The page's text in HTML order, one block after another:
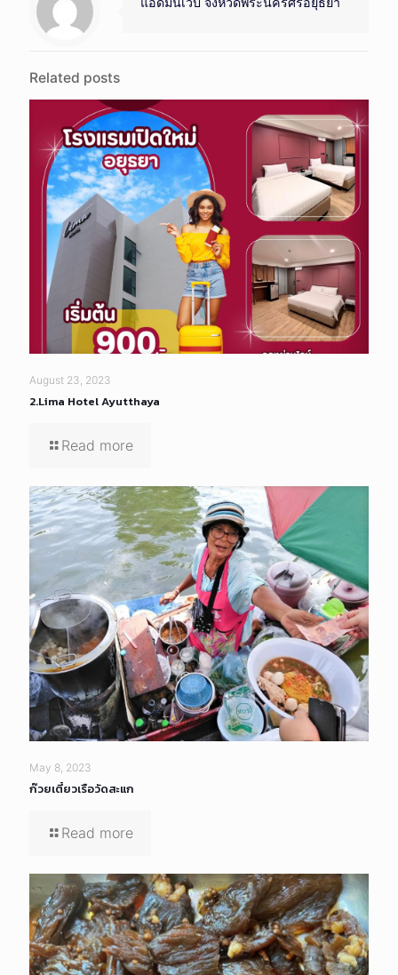
Related posts
August 23, 2023
2.Lima Hotel Ayutthaya
Read more
May 8, 2023
ก๊วยเตี๋ยวเรือวัดสะแก
Read more